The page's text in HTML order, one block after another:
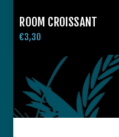
ROOM CROISSANT
€3,30